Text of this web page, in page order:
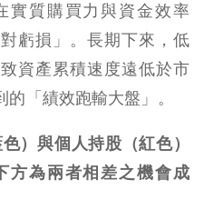
實質購買力與資金效率
虧損」。長期下來，低
資產累積速度遠低於市
「績效跑輸大盤」。
）與個人持股（紅色）
方為兩者相差之機會成